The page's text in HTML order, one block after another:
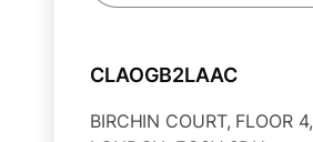
CLAOGB2LAAC
BIRCHIN COURT, FLOOR 4,